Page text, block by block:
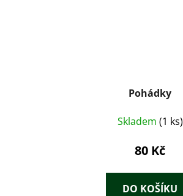
Pohádky
Skladem (1 ks)
80 Kč
DO KOŠÍKU